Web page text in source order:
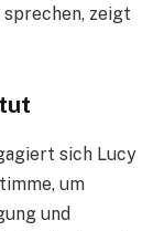
zeigt
sich Lucy
um
und